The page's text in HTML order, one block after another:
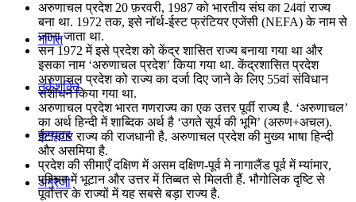
गणित
तर्कशक्ति
कंप्यूटर
अंग्रेजी
अरुणाचल प्रदेश 20 फ़रवरी, 1987 को भारतीय संघ का 24वां राज्य
बना था. 1972 तक, इसे नॉर्थ-ईस्ट फ्रंटियर एजेंसी (NEFA) के नाम से
जाना जाता था.
सन 1972 में इसे प्रदेश को केंद्र शासित राज्य बनाया गया था और
इसका नाम ‘अरुणाचल प्रदेश’ किया गया था. केंद्रशासित प्रदेश
अरुणाचल प्रदेश को राज्य का दर्जा दिए जाने के लिए 55वां संविधान
संशोधन किया गया था.
अरुणाचल प्रदेश भारत गणराज्य का एक उत्तर पूर्वी राज्य है. ‘अरुणाचल’
का अर्थ हिन्दी में शाब्दिक अर्थ है ‘उगते सूर्य की भूमि’ (अरुण+अचल).
ईटानगर राज्य की राजधानी है. अरुणाचल प्रदेश की मुख्य भाषा हिन्दी
और असमिया है.
प्रदेश की सीमाएँ दक्षिण में असम दक्षिण-पूर्व मे नागालैंड पूर्व में म्यांमार,
पश्चिम में भूटान और उत्तर में तिब्बत से मिलती हैं. भौगोलिक दृष्टि से
पूर्वोत्तर के राज्यों में यह सबसे बड़ा राज्य है.